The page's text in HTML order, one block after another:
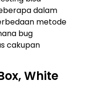
dalam
metode
bug
cakupan
White